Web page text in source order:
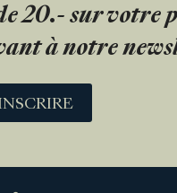
20.- sur votre
à notre